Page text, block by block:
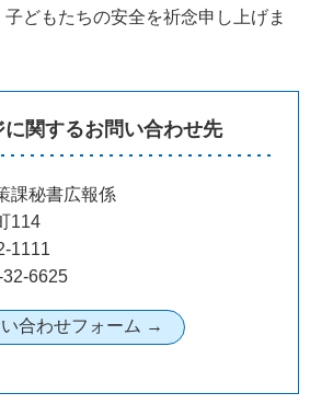
どもたちの安全を祈念申し上げま
に関するお問い合わせ先
課秘書広報係
114
1111
6625